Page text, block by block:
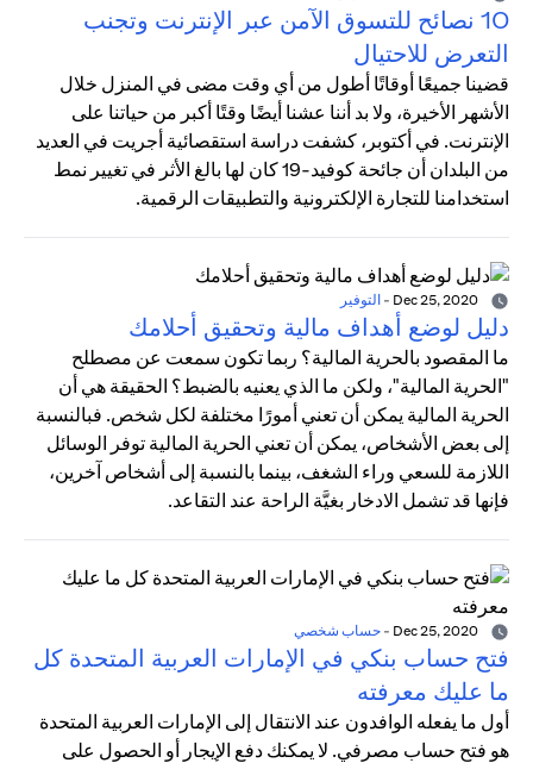
10 نصائح للتسوق الآمن عبر الإنترنت وتجنب
التعرض للاحتيال
قضينا جميعًا أوقاتًا أطول من أي وقت مضى في المنزل خلال
الأشهر الأخيرة، ولا بد أننا عشنا أيضًا وقتًا أكبر من حياتنا على
الإنترنت. في أكتوبر، كشفت دراسة استقصائية أجريت في العديد
من البلدان أن جائحة كوفيد-19 كان لها بالغ الأثر في تغيير نمط
استخدامنا للتجارة الإلكترونية والتطبيقات الرقمية.
- التوفير
دليل لوضع أهداف مالية وتحقيق أحلامك
ما المقصود بالحرية المالية؟ ربما تكون سمعت عن مصطلح
"الحرية المالية"، ولكن ما الذي يعنيه بالضبط؟ الحقيقة هي أن
الحرية المالية يمكن أن تعني أمورًا مختلفة لكل شخص. فبالنسبة
إلى بعض الأشخاص، يمكن أن تعني الحرية المالية توفر الوسائل
اللازمة للسعي وراء الشغف، بينما بالنسبة إلى أشخاص آخرين،
فإنها قد تشمل الادخار بغيَّة الراحة عند التقاعد.
- حساب شخصي
فتح حساب بنكي في الإمارات العربية المتحدة كل
ما عليك معرفته
أول ما يفعله الوافدون عند الانتقال إلى الإمارات العربية المتحدة
هو فتح حساب مصرفي. لا يمكنك دفع الإيجار أو الحصول على